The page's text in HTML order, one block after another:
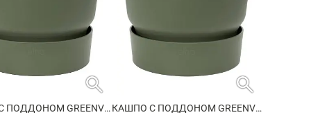
search
КАШПО С ПОДДОНОМ GREENVILLE ROUND LEAF GREEN
search
КАШПО С ПОДДОНОМ GREENVILLE ROUND LEAF GREEN